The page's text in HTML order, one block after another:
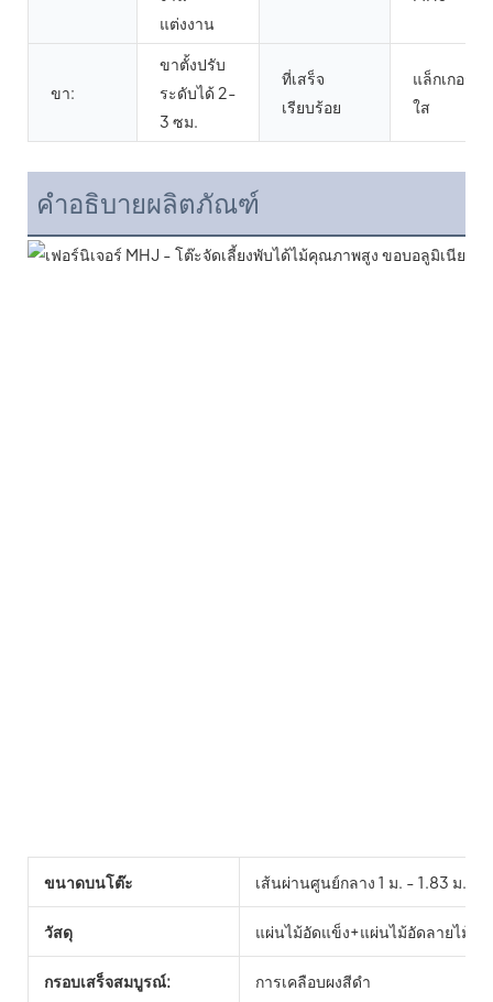
แต่งงาน
ขา:
ขาตั้งปรับ
ระดับได้ 2-
3 ซม.
ที่เสร็จ
เรียบร้อย
แล็กเกอร์
ใส
คำอธิบายผลิตภัณฑ์
ขนาดบนโต๊ะ เส้นผ่านศูนย์กลาง 1 ม. - 1.83 ม.
วัสดุ แผ่นไม้อัดแข็ง+แผ่นไม้อัดลายไม้+
กรอบเสร็จสมบูรณ์: การเคลือบผงสีดำ